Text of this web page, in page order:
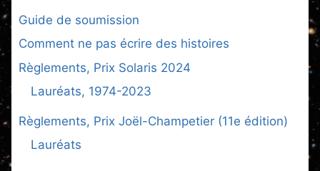
Guide de soumission
Comment ne pas écrire des histoires
Règlements, Prix Solaris 2024
Lauréats, 1974-2023
Règlements, Prix Joël-Champetier (11e édition)
Lauréats